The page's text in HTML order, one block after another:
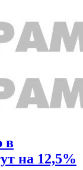
в
на 12,5%